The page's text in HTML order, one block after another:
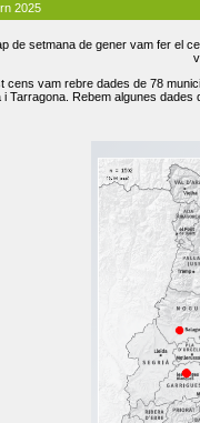
2025
de setmana de gener vam fer el
cens vam rebre dades de 78
i Tarragona. Rebem algunes